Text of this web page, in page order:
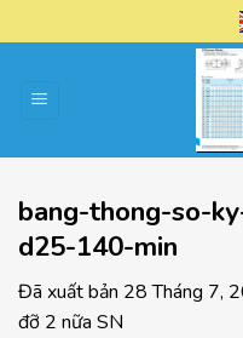
đến
dung
bang-thong-so-
d25-140-min
Đã xuất bản 28 Tháng 7,
đỡ 2 nữa SN